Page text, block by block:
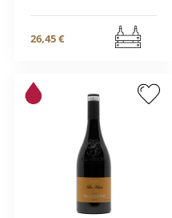
26,45 €